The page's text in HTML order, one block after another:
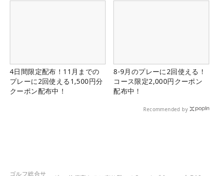
4日間限定配布！11月までの
プレーに2回使える1,500円分
クーポン配布中！
8-9月のプレーに2回使える！
コース限定2,000円クーポン
配布中！
Recommended by
ゴルフ総合サ